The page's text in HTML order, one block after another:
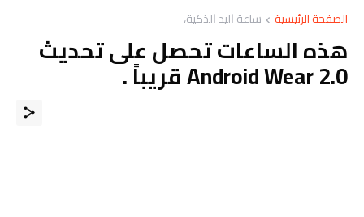
الصفحة الرئيسية ﺳﺎﻋﺔ ﺍﻟﻴﺪ ﺍﻟﺬﻛﻴﺔ،
هذه الساعات تحصل على تحديث
Android Wear 2.0 قريباً .